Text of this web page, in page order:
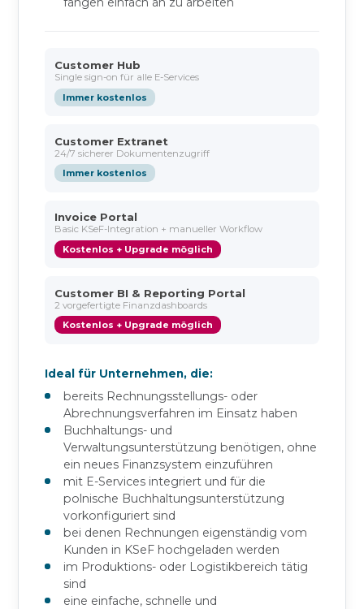
Customer Hub
Single sign-on für alle E-Services
Immer kostenlos
Customer Extranet
24/7 sicherer Dokumentenzugriff
Immer kostenlos
Invoice Portal
Basic KSeF-Integration + manueller Workflow
Kostenlos + Upgrade möglich
Customer BI & Reporting Portal
2 vorgefertigte Finanzdashboards
Kostenlos + Upgrade möglich
Ideal für Unternehmen, die:
bereits Rechnungsstellungs- oder
Abrechnungsverfahren im Einsatz haben
Buchhaltungs- und
Verwaltungsunterstützung benötigen, ohne
ein neues Finanzsystem einzuführen
mit E-Services integriert und für die
polnische Buchhaltungsunterstützung
vorkonfiguriert sind
bei denen Rechnungen eigenständig vom
Kunden in KSeF hochgeladen werden
im Produktions- oder Logistikbereich tätig
sind
eine einfache, schnelle und